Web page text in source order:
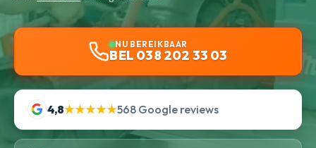
NU BEREIKBAAR
BEL 038 202 33 03
4,8★★★★★568 Google reviews